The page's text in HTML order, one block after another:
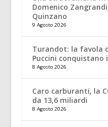
Domenico
Quinzano
9 Agosto 2026
Turandot: la favola
Puccini conquistano
8 Agosto 2026
Caro carburanti, la
da 13,6 miliardi
8 Agosto 2026